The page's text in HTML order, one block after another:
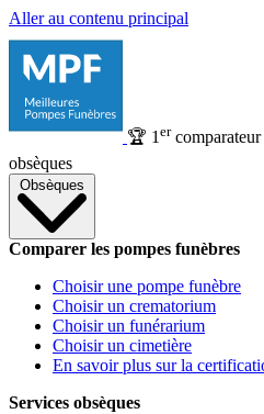
Aller au contenu principal
🏆 1 ercomparateur
obsèques
Obsèques
Comparer les pompes funèbres
Choisir une pompe funèbre
Choisir un crematorium
Choisir un funérarium
Choisir un cimetière
En savoir plus sur la
Services obsèques